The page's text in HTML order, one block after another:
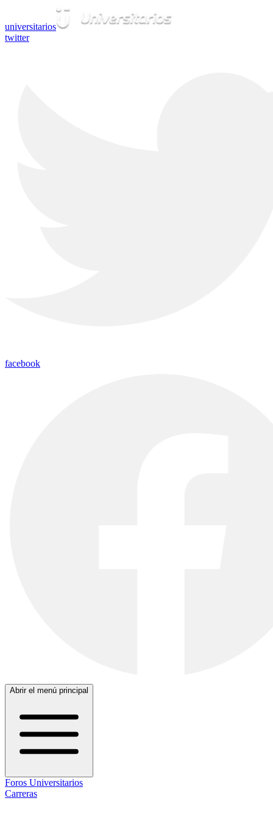
universitarios
twitter
facebook
Abrir el menú principal
Foros Universitarios
Carreras